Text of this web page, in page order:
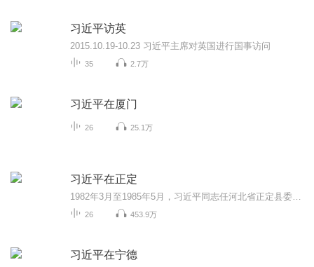
习近平访英
2015.10.19-10.23 习近平主席对英国进行国事访问
35 2.7万
习近平在厦门
26 25.1万
习近平在正定
26 453.9万
习近平在宁德